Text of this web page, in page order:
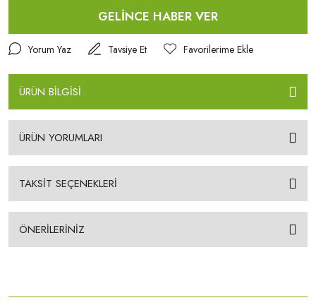
GELİNCE HABER VER
Yorum Yaz Tavsiye Et
ÜRÜN BİLGİSİ
ÜRÜN YORUMLARI
TAKSİT SEÇENEKLERİ
ÖNERİLERİNİZ